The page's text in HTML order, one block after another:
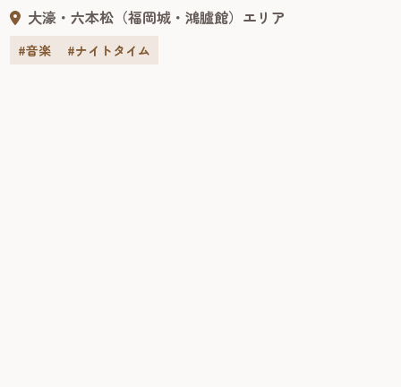
大濠・六本松（福岡城・鴻臚館）エリア
#音楽 #ナイトタイム